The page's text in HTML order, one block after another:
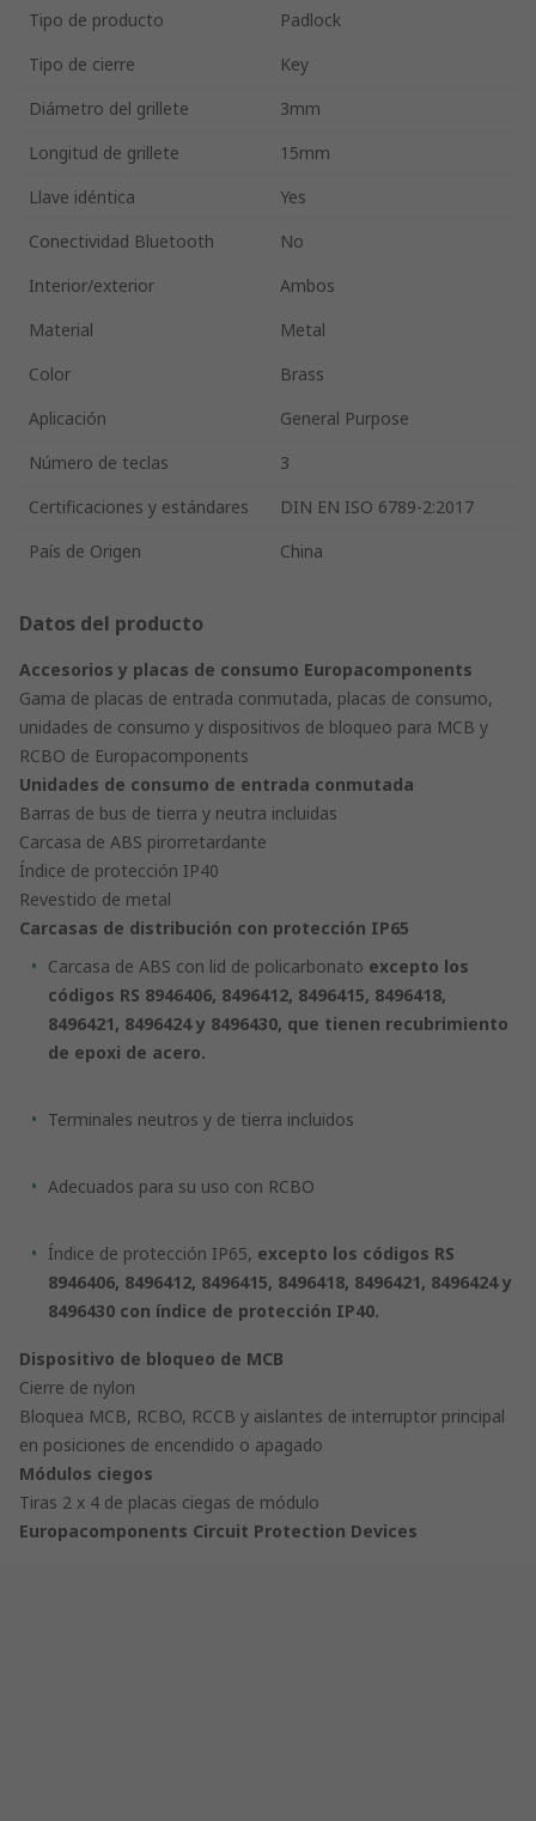
Tipo de producto
Padlock
Tipo de cierre
Key
Diámetro del grillete
3mm
Longitud de grillete
15mm
Llave idéntica
Yes
Conectividad Bluetooth
No
Interior/exterior
Ambos
Material
Metal
Color
Brass
Aplicación
General Purpose
Número de teclas
3
Certificaciones y estándares
DIN EN ISO 6789-2:2017
País de Origen
China
Datos del producto
Accesorios y placas de consumo Europacomponents
Gama de placas de entrada conmutada, placas de consumo,
unidades de consumo y dispositivos de bloqueo para MCB y
RCBO de Europacomponents
Unidades de consumo de entrada conmutada
Barras de bus de tierra y neutra incluidas
Carcasa de ABS pirorretardante
Índice de protección IP40
Revestido de metal
Carcasas de distribución con protección IP65
Carcasa de ABS con lid de policarbonato excepto los
códigos RS 8946406, 8496412, 8496415, 8496418,
8496421, 8496424 y 8496430, que tienen recubrimiento
de epoxi de acero.
Terminales neutros y de tierra incluidos
Adecuados para su uso con RCBO
Índice de protección IP65, excepto los códigos RS
8946406, 8496412, 8496415, 8496418, 8496421, 8496424 y
8496430 con índice de protección IP40.
Dispositivo de bloqueo de MCB
Cierre de nylon
Bloquea MCB, RCBO, RCCB y aislantes de interruptor principal
en posiciones de encendido o apagado
Módulos ciegos
Tiras 2 x 4 de placas ciegas de módulo
Europacomponents Circuit Protection Devices